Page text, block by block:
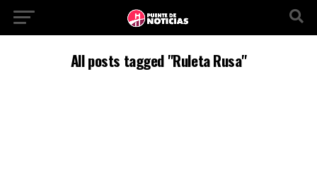
All posts tagged "Ruleta Rusa"